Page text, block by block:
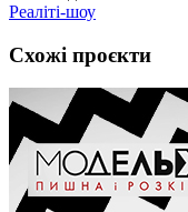
Реаліті-шоу
Схожі проєкти